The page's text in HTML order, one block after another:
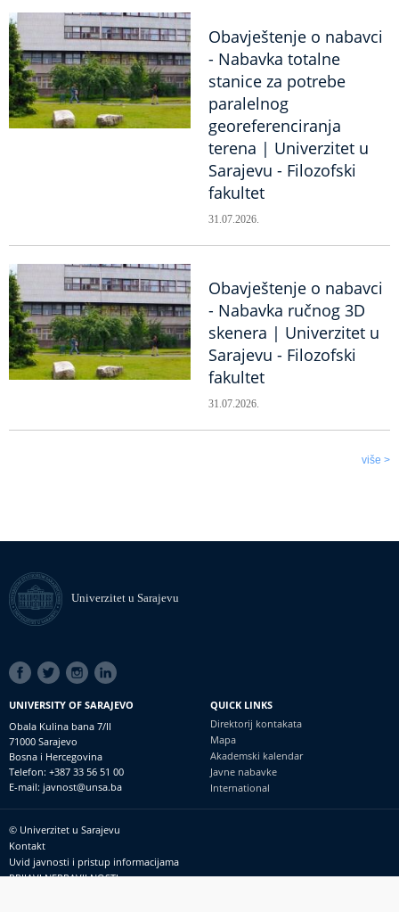
Obavještenje o nabavci
- Nabavka totalne
stanice za potrebe
paralelnog
georeferenciranja
terena | Univerzitet u
Sarajevu - Filozofski
fakultet
31.07.2026.
Obavještenje o nabavci
- Nabavka ručnog 3D
skenera | Univerzitet u
Sarajevu - Filozofski
fakultet
31.07.2026.
više >
Univerzitet u Sarajevu
SOCIAL
LINKS
UNIVERSITY OF SARAJEVO
Obala Kulina bana 7/II
71000 Sarajevo
Bosna i Hercegovina
Telefon: +387 33 56 51 00
E-mail: javnost@unsa.ba
QUICK LINKS
Direktorij kontakata
Mapa
Akademski kalendar
Javne nabavke
International
Footer
meni
© Univerzitet u Sarajevu
Kontakt
Uvid javnosti i pristup informacijama
PRIJAVI NEPRAVILNOSTI